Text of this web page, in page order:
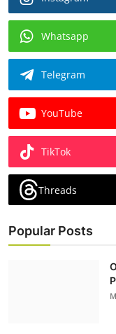
Whatsapp
Telegram
YouTube
TikTok
Threads
Popular Posts